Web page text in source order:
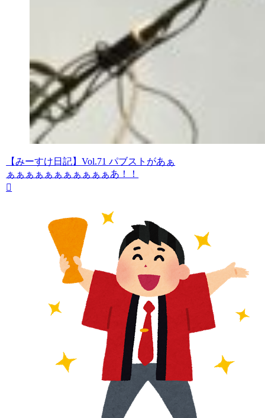
【みーすけ日記】Vol.71 パブストがあぁ
ぁぁぁぁぁぁぁぁぁぁぁあ！！